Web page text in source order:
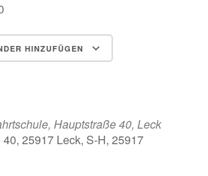
HINZUFÜGEN
Hauptstraße 40, Leck
25917 Leck, S-H, 25917